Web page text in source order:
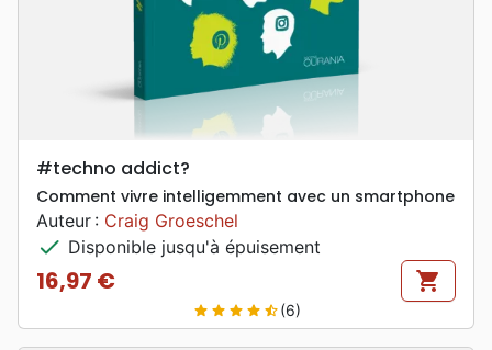
#techno addict?
Comment vivre intelligemment avec un smartphone
Auteur : Craig Groeschel
check Disponible jusqu'à épuisement
Prix
16,97 € shopping_cart
star star star star star_half(6)